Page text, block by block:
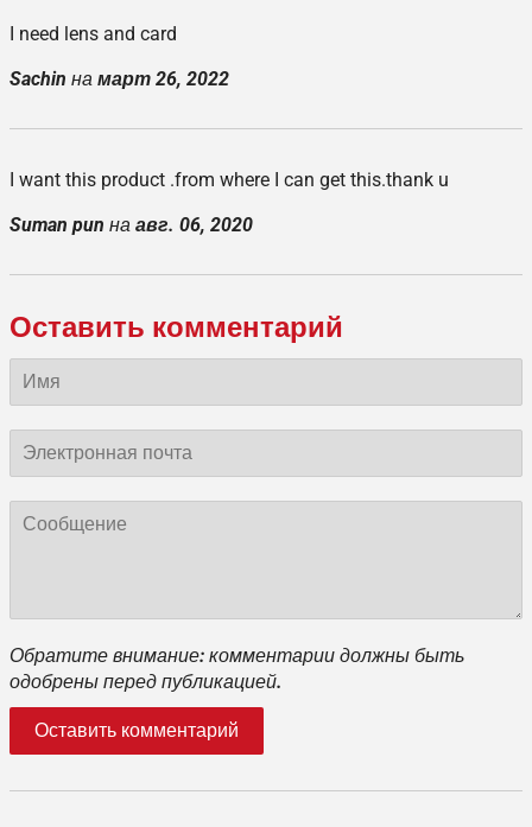
I need lens and card
Sachin на март 26, 2022
I want this product .from where I can get this.thank u
Suman pun на авг. 06, 2020
Оставить комментарий
почта
Обратите внимание: комментарии должны быть
одобрены перед публикацией.